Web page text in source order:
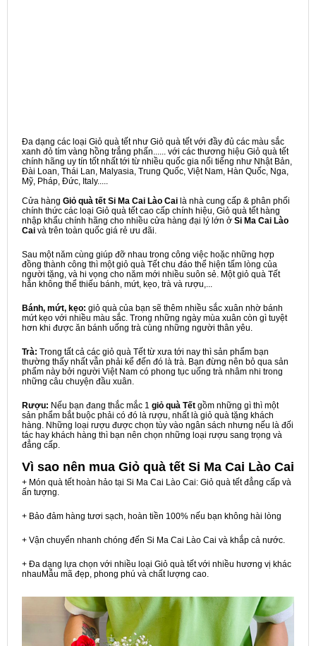
Đa dạng các loại Giỏ quà tết như Giỏ quà tết với đầy đủ các màu sắc
xanh đỏ tím vàng hồng trắng phấn...... với các thương hiệu Giỏ quà tết
chính hãng uy tín tốt nhất tới từ nhiều quốc gia nổi tiếng như Nhật Bản,
Đài Loan, Thái Lan, Malyasia, Trung Quốc, Việt Nam, Hàn Quốc, Nga,
Mỹ, Pháp, Đức, Italy.....
Cửa hàng Giỏ quà tết Si Ma Cai Lào Cai là nhà cung cấp & phân phối
chính thức các loại Giỏ quà tết cao cấp chính hiệu, Giỏ quà tết hàng
nhập khẩu chính hãng cho nhiều cửa hàng đại lý lớn ở Si Ma Cai Lào
Cai và trên toàn quốc giá rẻ ưu đãi.
Sau một năm cùng giúp đỡ nhau trong công việc hoặc những hợp
đồng thành công thì một giỏ quà Tết chu đáo thể hiện tấm lòng của
người tặng, và hi vọng cho năm mới nhiều suôn sẻ. Một giỏ quà Tết
hẳn không thể thiếu bánh, mứt, kẹo, trà và rượu,...
Bánh, mứt, kẹo: giỏ quà của bạn sẽ thêm nhiều sắc xuân nhờ bánh
mứt kẹo với nhiều màu sắc. Trong những ngày mùa xuân còn gì tuyệt
hơn khi được ăn bánh uống trà cùng những người thân yêu.
Trà: Trong tất cả các giỏ quà Tết từ xưa tới nay thì sản phẩm bạn
thường thấy nhất vẫn phải kể đến đó là trà. Bạn đừng nên bỏ qua sản
phẩm này bởi người Việt Nam có phong tục uống trà nhâm nhi trong
những câu chuyện đầu xuân.
Rượu: Nếu bạn đang thắc mắc 1 giỏ quà Tết gồm những gì thì một
sản phẩm bắt buộc phải có đó là rượu, nhất là giỏ quà tặng khách
hàng. Những loại rượu được chọn tùy vào ngân sách nhưng nếu là đối
tác hay khách hàng thì bạn nên chọn những loại rượu sang trọng và
đẳng cấp.
Vì sao nên mua Giỏ quà tết Si Ma Cai Lào Cai
+ Món quà tết hoàn hảo tại Si Ma Cai Lào Cai: Giỏ quà tết đẳng cấp và
ấn tượng.
+ Bảo đảm hàng tươi sạch, hoàn tiền 100% nếu bạn không hài lòng
+ Vận chuyển nhanh chóng đến Si Ma Cai Lào Cai và khắp cả nước.
+ Đa dạng lựa chọn với nhiều loại Giỏ quà tết với nhiều hương vị khác
nhauMẫu mã đẹp, phong phú và chất lượng cao.